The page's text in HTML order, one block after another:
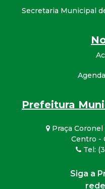
Secretaria Municipal
Prefeitura
Praça Coronel
Centro -
Tel:
Siga a